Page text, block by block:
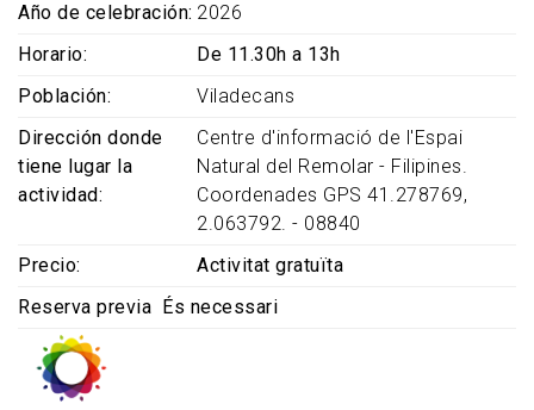
Año de celebración 2026
Horario
De 11.30h a 13h
Población
Viladecans
Dirección donde
tiene lugar la
actividad
Centre d'informació de l'Espai
Natural del Remolar - Filipines.
Coordenades GPS 41.278769,
2.063792. - 08840
Precio
Activitat gratuïta
Reserva previa
És necessari